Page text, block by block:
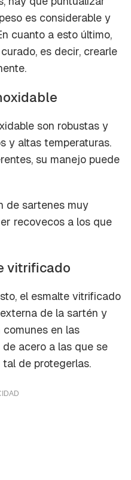
de Cocinatis.
CANCELAR
es considerable y
cuanto a esto último,
es decir, crearle
son robustas y
y altas temperaturas.
su manejo puede
de sartenes muy
recovecos a los que
vitrificado
el esmalte vitrificado
de la sartén y
comunes en las
acero a las que se
de protegerlas.
a nuestro boletín.